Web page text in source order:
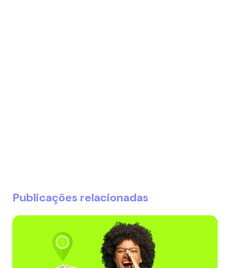
Publicações relacionadas